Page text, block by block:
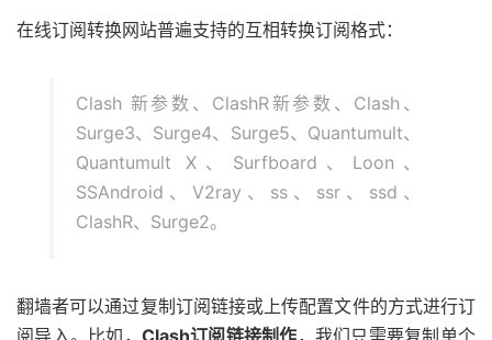
在线订阅转换网站普遍支持的互相转换订阅格式：
Clash 新参数、ClashR新参数、Clash、
Surge3、Surge4、Surge5、Quantumult、
Quantumult X、Surfboard、Loon、
SSAndroid、V2ray、ss、ssr、ssd、
ClashR、Surge2。
翻墙者可以通过复制订阅链接或上传配置文件的方式进行订